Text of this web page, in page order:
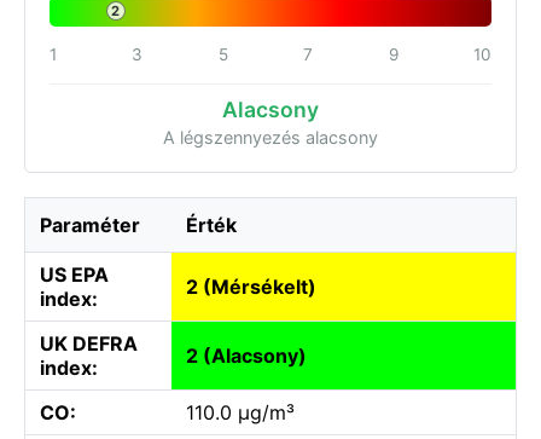
2
1 3 5 7 9 10
Alacsony
A légszennyezés alacsony
Paraméter Érték
US EPA
index:
2 (Mérsékelt)
UK DEFRA
index:
2 (Alacsony)
CO:
110.0 µg/m³